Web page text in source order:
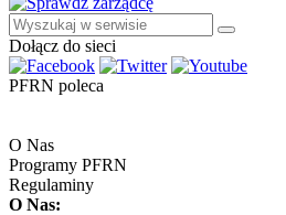
Dołącz do sieci
PFRN poleca
O Nas
Programy PFRN
Regulaminy
O Nas: